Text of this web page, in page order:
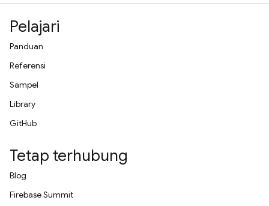
Pelajari
Panduan
Referensi
Sampel
Library
GitHub
Tetap terhubung
Blog
Firebase Summit